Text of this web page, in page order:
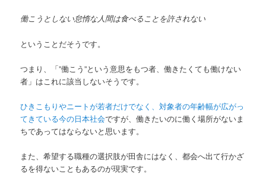
働こうとしない怠惰な人間は食べることを許されない
ということだそうです。
つまり、「”働こう”という意思をもつ者、働きたくても働けない
者」はこれに該当しないそうです。
ひきこもりやニートが若者だけでなく、対象者の年齢幅が広がっ
てきている今の日本社会ですが、働きたいのに働く場所がないま
ちであってはならないと思います。
また、希望する職種の選択肢が田舎にはなく、都会へ出て行かざ
るを得ないこともあるのが現実です。